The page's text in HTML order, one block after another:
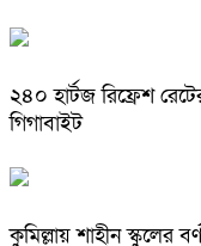
২৪০ হার্টজ রিফ্রেশ
গিগাবাইট
কুমিল্লায় শাহীন স্কুলের